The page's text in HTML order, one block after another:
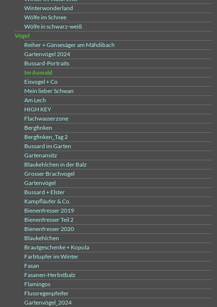
Winterwonderland
Wölfe im Schnee
Wölfe in schwarz-weiß
Vögel
Reiher + Gänsesäger am Mähdibach
Gartenvögel 2024
Bussard-Portraits
Im Auwald
Eisvogel + Co
Mein lieber Schwan
Am Lech
HIGH KEY
Flachwasserzone
Bergfinken
Bergfinken_Tag 2
Bussard im Garten
Gartenansitz
Blaukehlchen in der Balz
Grosser Brachvogel
Gartenvögel
Bussard + Elster
Kampfläufer & Co.
Bienenfresser 2019
Bienenfresser Teil 2
Bienenfresser 2020
Blaukehlchen
Brautgeschenke + Kopula
Farbtupfer im Winter
Fasan
Fasanen-Herbstbalz
Flamingos
Flussregenpfeifer
Gartenvögel_2024